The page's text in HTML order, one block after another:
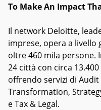
To Make An Impact
Il network Deloitte,
imprese, opera a livello
oltre 460 mila persone.
24 città con circa
offrendo servizi di
Transformation,
e Tax & Legal.